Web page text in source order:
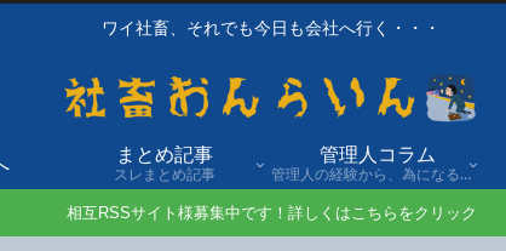
ワイ社畜、それでも今日も会社へ行く・・・
まとめ記事
スレまとめ記事
管理人コラム
管理人の経験から、為になる話や自身の経験談を発信。
相互RSSサイト様募集中です！詳しくはこちらをクリック